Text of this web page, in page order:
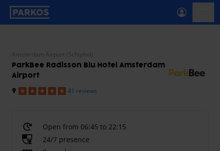
primary-navigation-label
Amsterdam Airport (Schiphol)
ParkBee Radisson Blu Hotel Amsterdam
Airport
9 41 reviews
Open from 06:45 to 22:15
24/7 presence